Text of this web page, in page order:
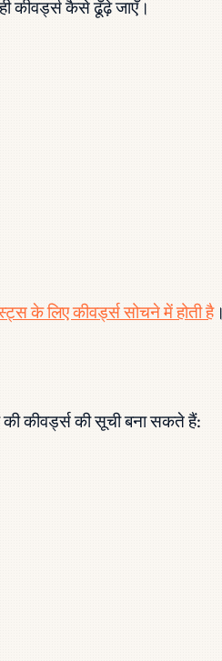
कीवर्ड्स कैसे ढूँढ़े जाएँ।
के लिए कीवर्ड्स सोचने में होती है।
कीवर्ड्स की सूची बना सकते हैं: